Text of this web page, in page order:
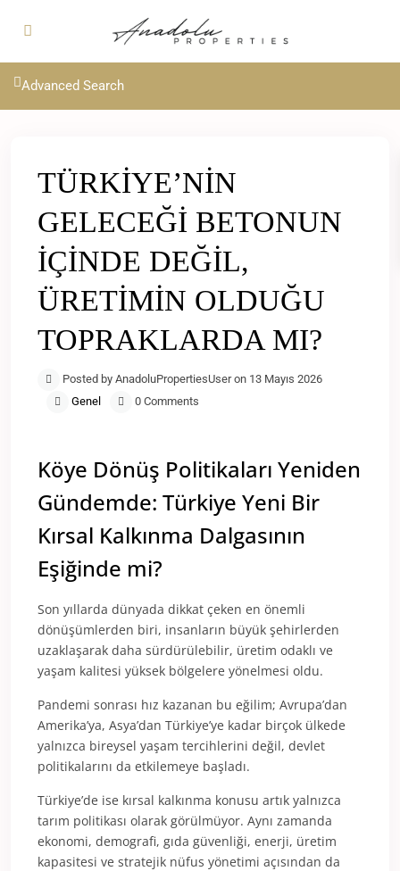
Advanced Search
TÜRKİYE’NİN
GELECEĞİ BETONUN
İÇİNDE DEĞİL,
ÜRETİMİN OLDUĞU
TOPRAKLARDA MI?
Posted by AnadoluPropertiesUser on 13 Mayıs 2026
Genel
0 Comments
Köye Dönüş Politikaları Yeniden
Gündemde: Türkiye Yeni Bir
Kırsal Kalkınma Dalgasının
Eşiğinde mi?
Son yıllarda dünyada dikkat çeken en önemli
dönüşümlerden biri, insanların büyük şehirlerden
uzaklaşarak daha sürdürülebilir, üretim odaklı ve
yaşam kalitesi yüksek bölgelere yönelmesi oldu.
Pandemi sonrası hız kazanan bu eğilim; Avrupa’dan
Amerika’ya, Asya’dan Türkiye’ye kadar birçok ülkede
yalnızca bireysel yaşam tercihlerini değil, devlet
politikalarını da etkilemeye başladı.
Türkiye’de ise kırsal kalkınma konusu artık yalnızca
tarım politikası olarak görülmüyor. Aynı zamanda
ekonomi, demografi, gıda güvenliği, enerji, üretim
kapasitesi ve stratejik nüfus yönetimi açısından da